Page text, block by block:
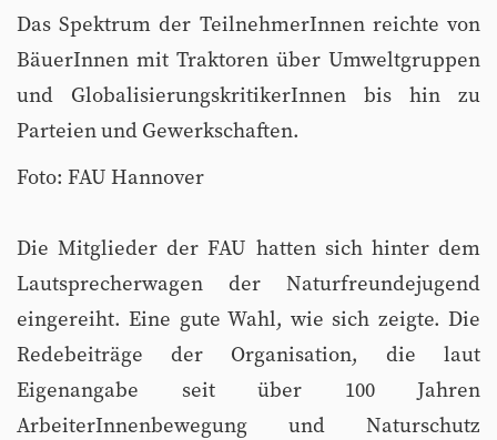
Das Spektrum der TeilnehmerInnen reichte von
BäuerInnen mit Traktoren über Umweltgruppen
und GlobalisierungskritikerInnen bis hin zu
Parteien und Gewerkschaften.
Foto: FAU Hannover
Die Mitglieder der FAU hatten sich hinter dem
Lautsprecherwagen der Naturfreundejugend
eingereiht. Eine gute Wahl, wie sich zeigte. Die
Redebeiträge der Organisation, die laut
Eigenangabe seit über 100 Jahren
ArbeiterInnenbewegung und Naturschutz